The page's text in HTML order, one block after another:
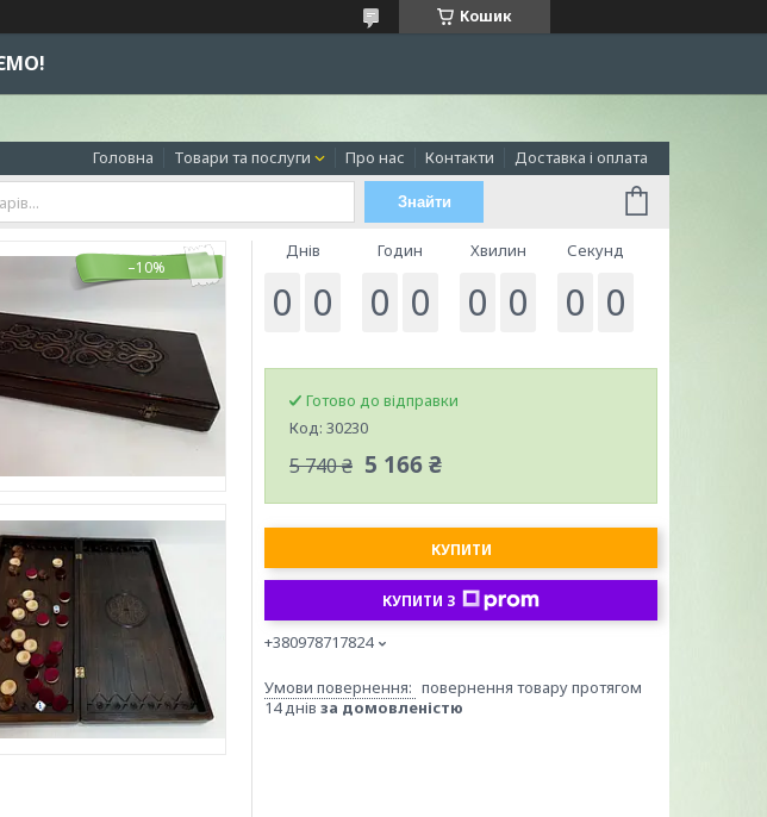
Кошик
Головна Товари та послуги Про нас Контакти Доставка і оплата
Знайти
–10%
Днів
0 0
Годин
0 0
Хвилин
0 0
Секунд
0 0
Готово до відправки
Код: 30230
5 740 ₴ 5 166 ₴
КУПИТИ
КУПИТИ З
+380978717824
повернення товару протягом
14 днів за домовленістю